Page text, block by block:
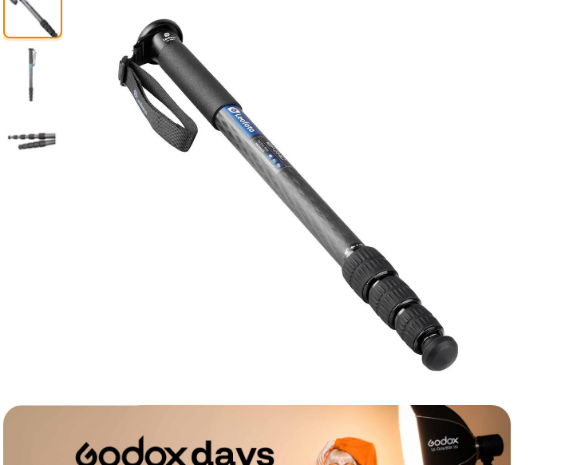
4.
5. canon sx740 hs
6. lavaliera
card memorie